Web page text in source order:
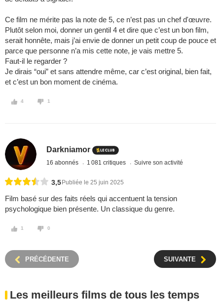
Ce film ne mérite pas la note de 5, ce n’est pas un chef d'œuvre.
Plutôt selon moi, donner un gentil 4 et dire que c’est un bon film,
serait honnête, mais j’ai envie de donner un petit coup de pouce et
parce que personne n’a mis cette note, je vais mettre 5.
Faut-il le regarder ?
Je dirais “oui” et sans attendre même, car c’est original, bien fait,
et c’est un bon moment de cinéma.
4 1
Darkniamor
16 abonnés 1 081 critiques Suivre son activité
3,5 Publiée le 25 juin 2025
Film basé sur des faits réels qui accentuent la tension
psychologique bien présente. Un classique du genre.
1 0
PRÉCÉDENTE SUIVANTE
Les meilleurs films de tous les temps